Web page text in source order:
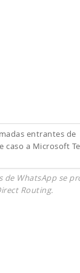
WhatsApp se
Routing.